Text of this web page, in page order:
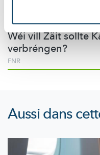
SCREENTIME FIR KANNER
Wéi vill Zäit sollte
verbréngen?
FNR
Aussi dans